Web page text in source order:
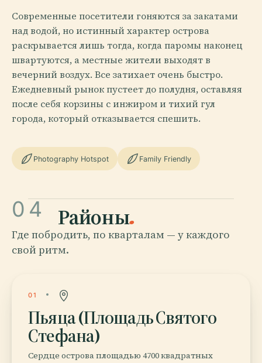
Современные посетители гоняются за закатами
над водой, но истинный характер острова
раскрывается лишь тогда, когда паромы наконец
швартуются, а местные жители выходят в
вечерний воздух. Все затихает очень быстро.
Ежедневный рынок пустеет до полудня, оставляя
после себя корзины с инжиром и тихий гул
города, который отказывается спешить.
Photography Hotspot Family Friendly
04 Районы.
Где побродить, по кварталам — у каждого
свой ритм.
01
Пьяца (Площадь Святого
Стефана)
Сердце острова площадью 4700 квадратных